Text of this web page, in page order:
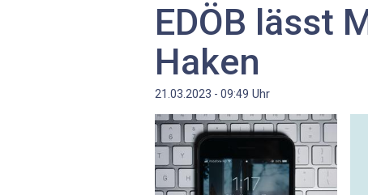
EDÖB lässt
Haken
21.03.2023 - 09:49 Uhr